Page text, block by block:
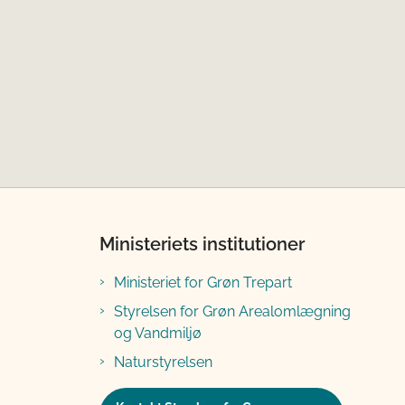
Ministeriets institutioner
Ministeriet for Grøn Trepart
Styrelsen for Grøn Arealomlægning
og Vandmiljø
Naturstyrelsen